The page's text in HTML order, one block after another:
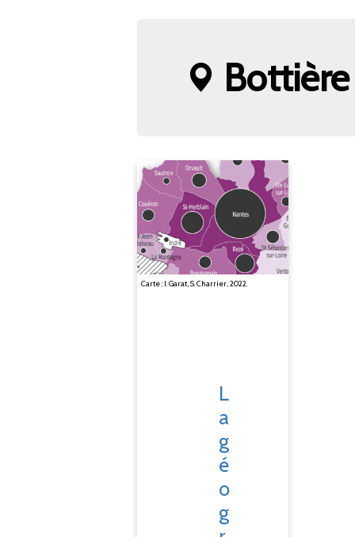
Carte : I. Garat, S. Charrier, 2022.
L
a
g
é
o
g